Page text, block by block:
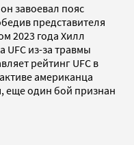
завоевал пояс
представителя
2023 года Хилл
UFC из-за травмы
рейтинг UFC в
американца
еще один бой признан